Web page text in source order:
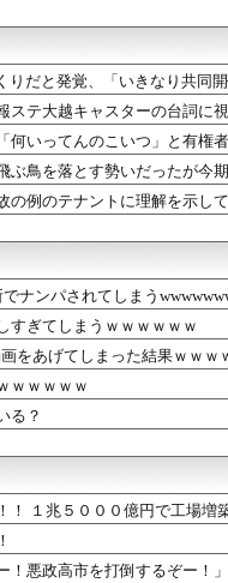
愛憎劇を読むとこう...
」ﾋﾟｸｯ
』裏...
理由ｗｗｗｗ
ｗｗｗｗｗwww...
って
ップ！
兄妹なんだ」ぼく...
コレｗｗｗ
流れる 第三者が不...
良家のお嬢様がこ...
感じで性的な目では...
ｗｗｗｗｗｗ
やけどさ・・・
隕石の分析結果...
だと発覚、「いきなり共同
ステ大越キャスターの台詞に
何いってんのこいつ」と有
ぶ鳥を落とす勢いだったが
の例のテナントに理解を示
ナンパされてしまう
すぎてしまうｗｗｗｗｗｗ
をあげてしまった結果ｗｗｗ
ｗｗｗｗｗ
る？
！ １兆５０００億円で工場増
悪政高市を打倒するぞー！」